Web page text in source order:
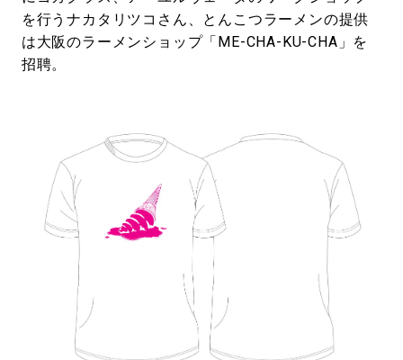
を行うナカタリツコさん、とんこつラーメンの提供
は大阪のラーメンショップ「ME-CHA-KU-CHA」を
招聘。